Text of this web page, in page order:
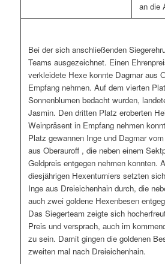
an die
Bei der sich anschließenden
Teams ausgezeichnet. Einen
verkleidete Hexe konnte Dagmar aus
Empfang nehmen. Auf dem vierten
Sonnenblumen bedacht wurden,
Jasmin. Den dritten Platz eroberten
Weinpräsent in Empfang nehmen
Platz gewannen Inge und Dagmar
aus Oberauroff , die neben einem
Geldpreis entgegen nehmen konnten.
diesjährigen Hexenturniers setzten
Inge aus Dreieichenhain durch, die
auch zwei goldene Hexenbesen
Das Siegerteam zeigte sich
Preis und versprach, auch im
zu sein. Damit gingen die goldenen
zweiten mal nach Dreieichenhain.